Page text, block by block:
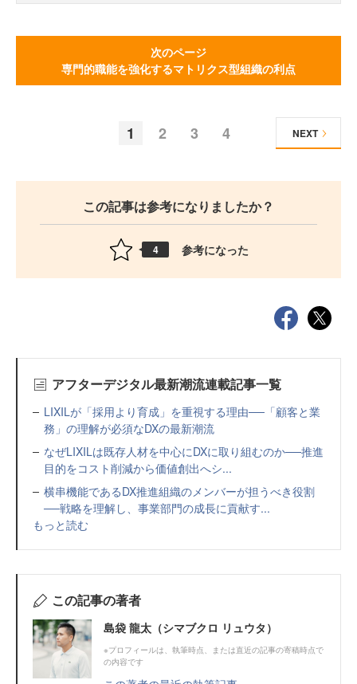
次のページ
専門的職能を強化するマトリクス型組織の利点
1 2 3 4 NEXT
この記事は参考になりましたか？
4 参考になった
アフターデジタル最新潮流連載記事一覧
LIXILが「採用より育成」を重視する理由──「顧客と業
務」の理解が必須なDXの最新潮流
なぜLIXILは既存人材を中心にDXに取り組むのか──推進
目的をコスト削減から価値創出へシ...
横串機能であるDX推進組織のメンバーが担うべき役割
──戦略を理解し、事業部門の成長に貢献す...
もっと読む
この記事の著者
島袋 龍太（シマブクロ リュウタ）
※プロフィールは、執筆時点、または直近の記事の寄稿時点で
の内容です